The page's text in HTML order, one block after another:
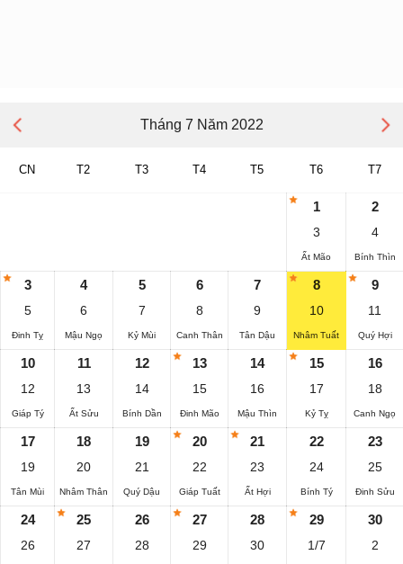
Tháng 7 Năm 2022
CN T2 T3 T4 T5 T6 T7
1
3
Ất Mão
2
4
Bính Thìn
3
5
Đinh Tỵ
4
6
Mậu Ngọ
5
7
Kỷ Mùi
6
8
Canh Thân
7
9
Tân Dậu
8
10
Nhâm Tuất
9
11
Quý Hợi
10
12
Giáp Tý
11
13
Ất Sửu
12
14
Bính Dần
13
15
Đinh Mão
14
16
Mậu Thìn
15
17
Kỷ Tỵ
16
18
Canh Ngọ
17
19
Tân Mùi
18
20
Nhâm Thân
19
21
Quý Dậu
20
22
Giáp Tuất
21
23
Ất Hợi
22
24
Bính Tý
23
25
Đinh Sửu
24
26
25
27
26
28
27
29
28
30
29
1/7
30
2